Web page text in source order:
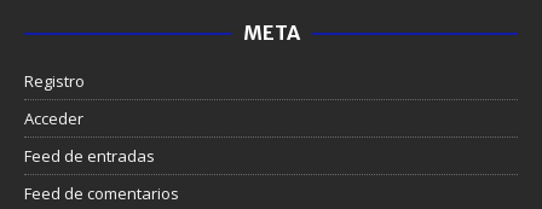
META
Registro
Acceder
Feed de entradas
Feed de comentarios